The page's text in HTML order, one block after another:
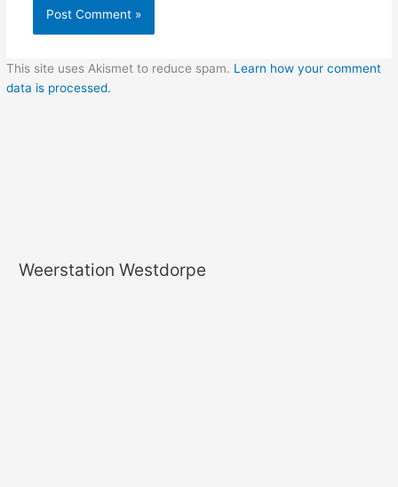
This site uses Akismet to reduce spam. Learn how your comment
data is processed.
Weerstation Westdorpe